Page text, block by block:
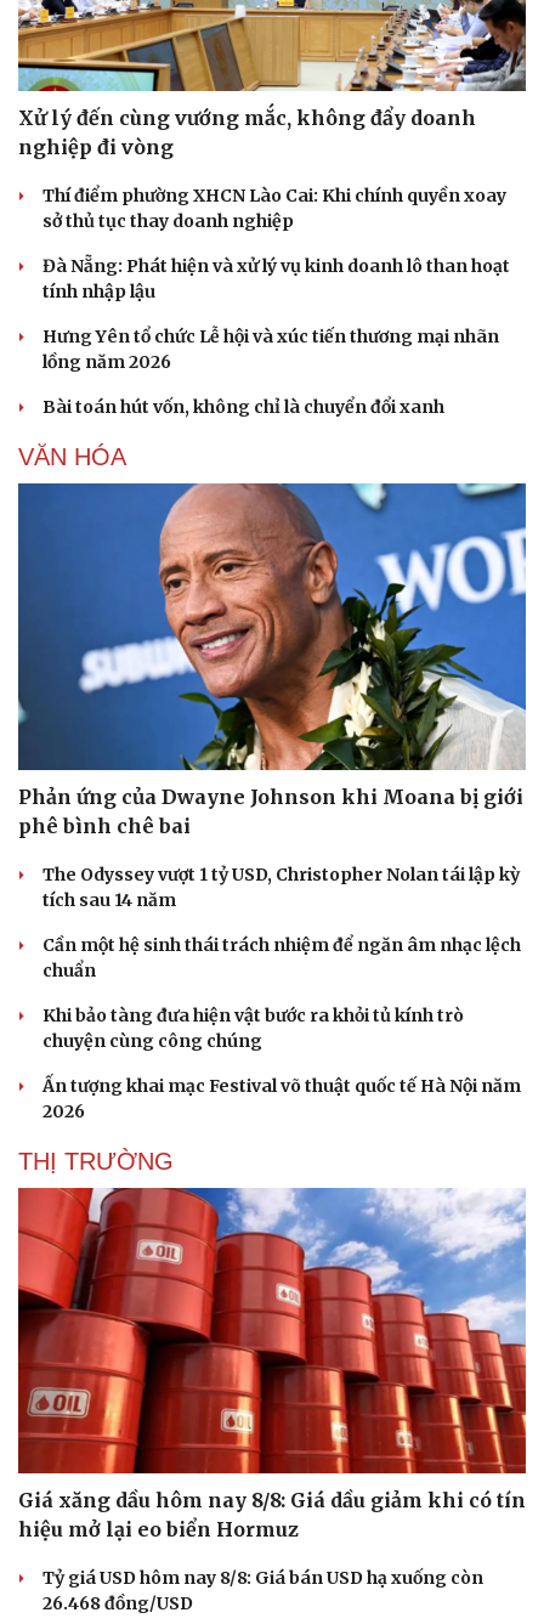
Du lịch
Tư vấn
Săn Tour
check-in
Câu chuyện thời sự
Kể chuyện cho bé
Xử lý đến cùng vướng mắc, không đẩy doanh
nghiệp đi vòng
Thí điểm phường XHCN Lào Cai: Khi chính quyền xoay
sở thủ tục thay doanh nghiệp
Đà Nẵng: Phát hiện và xử lý vụ kinh doanh lô than hoạt
tính nhập lậu
Hưng Yên tổ chức Lễ hội và xúc tiến thương mại nhãn
lồng năm 2026
Bài toán hút vốn, không chỉ là chuyển đổi xanh
VĂN HÓA
Phản ứng của Dwayne Johnson khi Moana bị giới
phê bình chê bai
The Odyssey vượt 1 tỷ USD, Christopher Nolan tái lập kỳ
tích sau 14 năm
Cần một hệ sinh thái trách nhiệm để ngăn âm nhạc lệch
chuẩn
Khi bảo tàng đưa hiện vật bước ra khỏi tủ kính trò
chuyện cùng công chúng
Ấn tượng khai mạc Festival võ thuật quốc tế Hà Nội năm
2026
THỊ TRƯỜNG
Giá xăng dầu hôm nay 8/8: Giá dầu giảm khi có tín
hiệu mở lại eo biển Hormuz
Tỷ giá USD hôm nay 8/8: Giá bán USD hạ xuống còn
26.468 đồng/USD